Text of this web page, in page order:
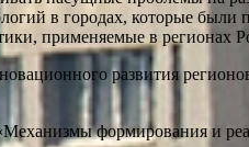
в городах, которые
применяемые в регионах
развития
формирования и